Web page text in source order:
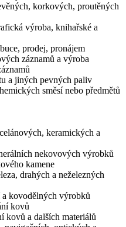
korkových, proutěných
výroba, knihařské a
prodej, pronájem
záznamů a výroba
a jiných pevných paliv
směsí nebo předmětů
keramických a
nekovových výrobků
kamene
drahých a neželezných
kovodělných výrobků
kovů
kovů a dalších materiálů